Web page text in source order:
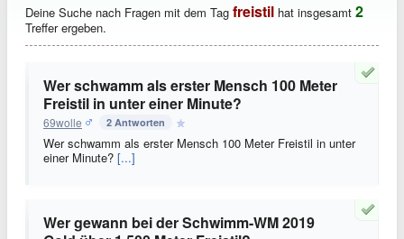
Deine Suche nach Fragen mit dem Tag freistil hat insgesamt 2
Treffer ergeben.
Wer schwamm als erster Mensch 100 Meter
Freistil in unter einer Minute?
69wolle 2 Antworten
Wer schwamm als erster Mensch 100 Meter Freistil in unter
einer Minute? [...]
Wer gewann bei der Schwimm-WM 2019